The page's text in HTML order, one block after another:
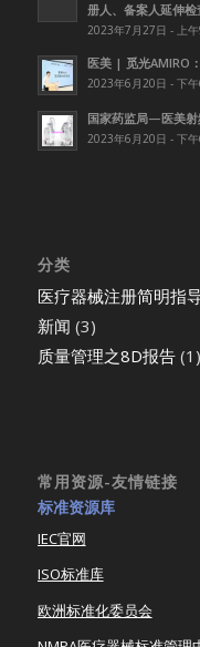
册人、备案人延伸
2023年7月27日 - 上
医美 | 觅光AMIRO
2023年6月20日 - 下
国家药监局—医美射
2023年6月20日 - 下
分类
医疗器械注册简明指
新闻 (3)
质量管理之8D报告(1)
常用资源-友情链接
标准资源库
IEC官网
ISO标准库
欧洲标准化委员会